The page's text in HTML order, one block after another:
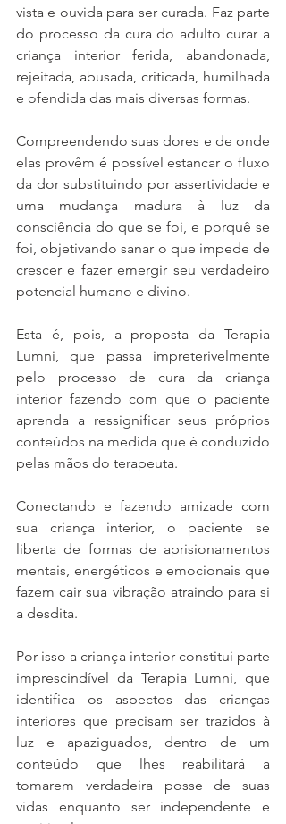
vista e ouvida para ser curada. Faz parte
do processo da cura do adulto curar a
criança interior ferida, abandonada,
rejeitada, abusada, criticada, humilhada
e ofendida das mais diversas formas.
Compreendendo suas dores e de onde
elas provêm é possível estancar o fluxo
da dor substituindo por assertividade e
uma mudança madura à luz da
consciência do que se foi, e porquê se
foi, objetivando sanar o que impede de
crescer e fazer emergir seu verdadeiro
potencial humano e divino.
Esta é, pois, a proposta da Terapia
Lumni, que passa impreterivelmente
pelo processo de cura da criança
interior fazendo com que o paciente
aprenda a ressignificar seus próprios
conteúdos na medida que é conduzido
pelas mãos do terapeuta.
Conectando e fazendo amizade com
sua criança interior, o paciente se
liberta de formas de aprisionamentos
mentais, energéticos e emocionais que
fazem cair sua vibração atraindo para si
a desdita.
Por isso a criança interior constitui parte
imprescindível da Terapia Lumni, que
identifica os aspectos das crianças
interiores que precisam ser trazidos à
luz e apaziguados, dentro de um
conteúdo que lhes reabilitará a
tomarem verdadeira posse de suas
vidas enquanto ser independente e